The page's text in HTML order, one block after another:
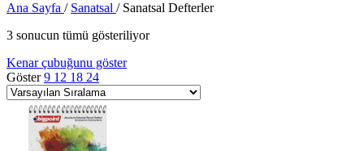
Ana Sayfa / Sanatsal / Sanatsal Defterler
3 sonucun tümü gösteriliyor
Kenar çubuğunu göster
Göster9 12 18 24